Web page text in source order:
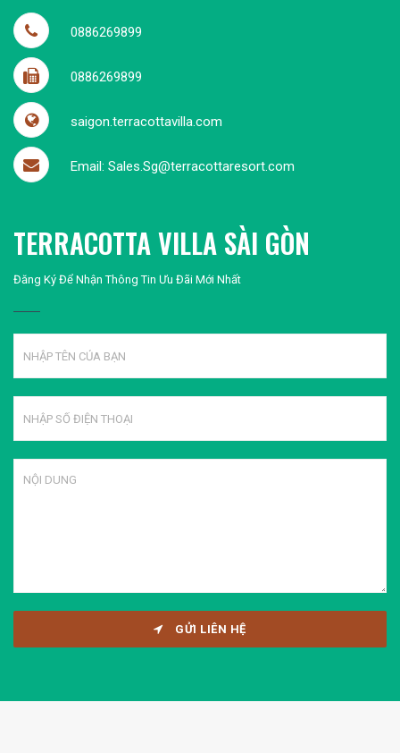
0886269899
0886269899
saigon.terracottavilla.com
Email: Sales.Sg@terracottaresort.com
TERRACOTTA VILLA SÀI GÒN
Đăng Ký Để Nhận Thông Tin Ưu Đãi Mới Nhất
GỬI LIÊN HỆ